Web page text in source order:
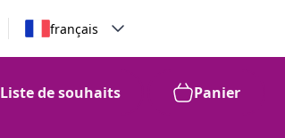
français
Liste de souhaits Panier